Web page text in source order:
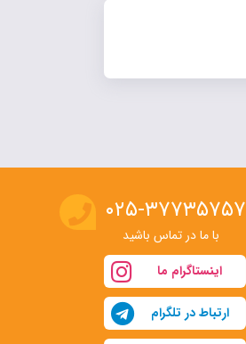
۰۲۵-۳۷۷۳۵۷۵۷
با ما در تماس باشید
اینستاگرام ما
ارتباط در تلگرام